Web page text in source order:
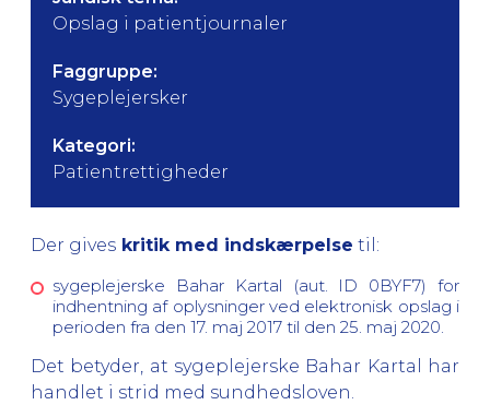
Opslag i patientjournaler
Faggruppe:
Sygeplejersker
Kategori:
Patientrettigheder
Der gives kritik med indskærpelse til:
sygeplejerske Bahar Kartal (aut. ID 0BYF7) for
indhentning af oplysninger ved elektronisk opslag i
perioden fra den 17. maj 2017 til den 25. maj 2020.
Det betyder, at sygeplejerske Bahar Kartal har
handlet i strid med sundhedsloven.